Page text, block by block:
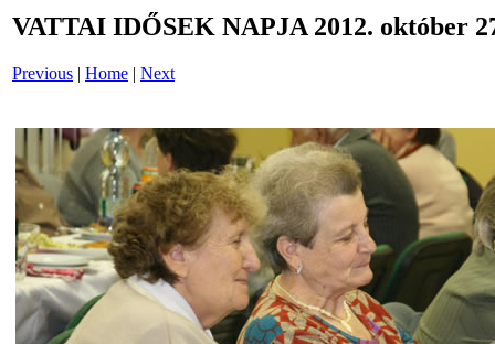
VATTAI IDŐSEK NAPJA 2012. október
Previous | Home | Next